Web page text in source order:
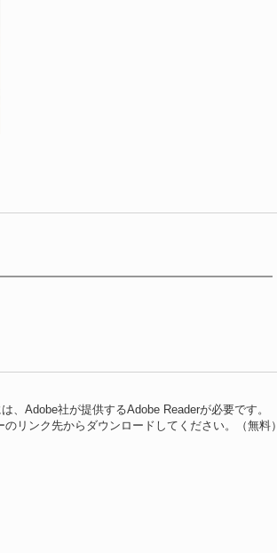
、Adobe社が提供するAdobe Readerが必要です。
リンク先からダウンロードしてください。（無料）